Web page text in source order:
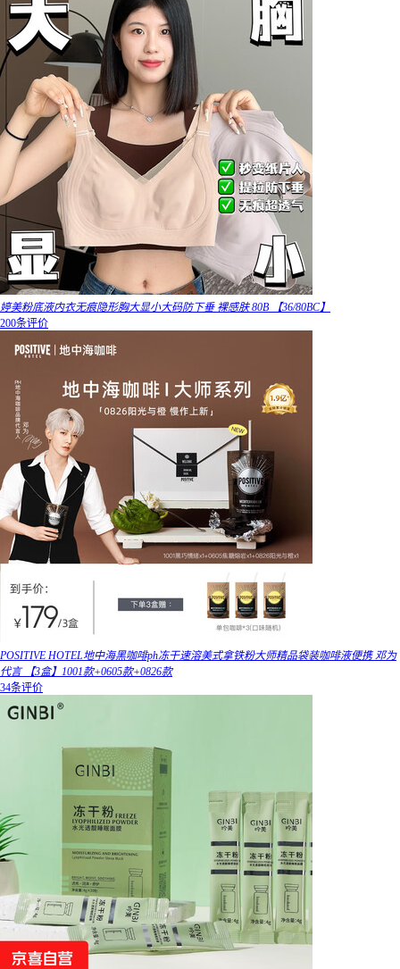
婷美粉底液内衣无痕隐形胸大显小大码防下垂 裸感肤 80B 【36/80BC】
200条评价
POSITIVE HOTEL地中海黑咖啡ph冻干速溶美式拿铁粉大师精品袋装咖啡液便携 邓为
代言 【3盒】1001款+0605款+0826款
34条评价